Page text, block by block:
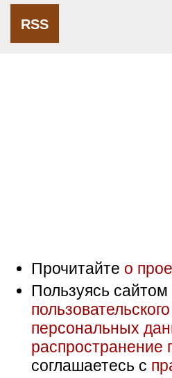
RSS
Прочитайте о
Пользуясь
персональных
соглашаетесь с